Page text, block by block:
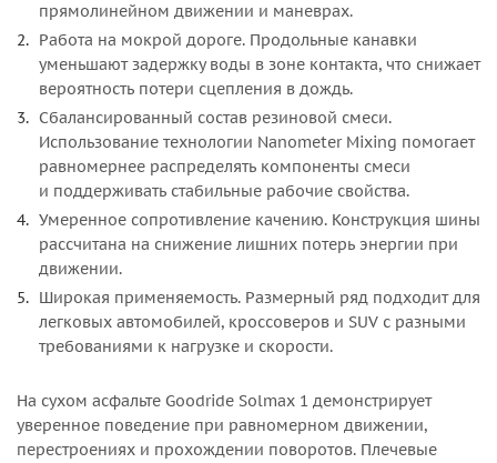
прямолинейном движении и маневрах.
Работа на мокрой дороге. Продольные канавки
уменьшают задержку воды в зоне контакта, что снижает
вероятность потери сцепления в дождь.
Сбалансированный состав резиновой смеси.
Использование технологии Nanometer Mixing помогает
равномернее распределять компоненты смеси
и поддерживать стабильные рабочие свойства.
Умеренное сопротивление качению. Конструкция шины
рассчитана на снижение лишних потерь энергии при
движении.
Широкая применяемость. Размерный ряд подходит для
легковых автомобилей, кроссоверов и SUV с разными
требованиями к нагрузке и скорости.
На сухом асфальте Goodride Solmax 1 демонстрирует
уверенное поведение при равномерном движении,
перестроениях и прохождении поворотов. Плечевые